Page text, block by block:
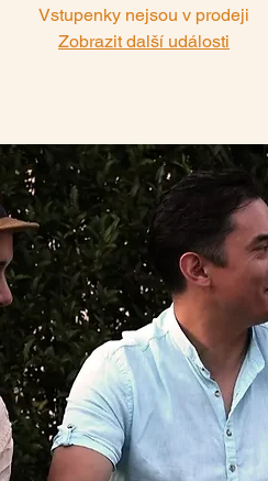
Vstupenky nejsou v prodeji
Zobrazit další události